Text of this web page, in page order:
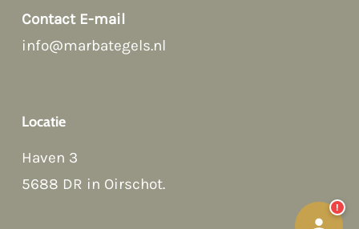
Contact E-mail
info@marbategels.nl
Locatie
Haven 3
5688 DR in Oirschot.
WhatsApp